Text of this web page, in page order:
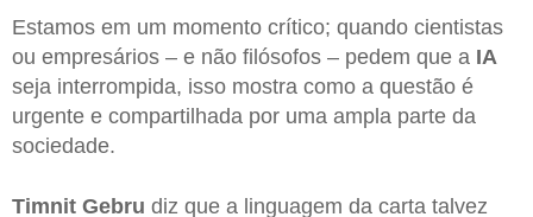
Estamos em um momento crítico; quando cientistas
ou empresários – e não filósofos – pedem que a IA
seja interrompida, isso mostra como a questão é
urgente e compartilhada por uma ampla parte da
sociedade.
Timnit Gebru diz que a linguagem da carta talvez